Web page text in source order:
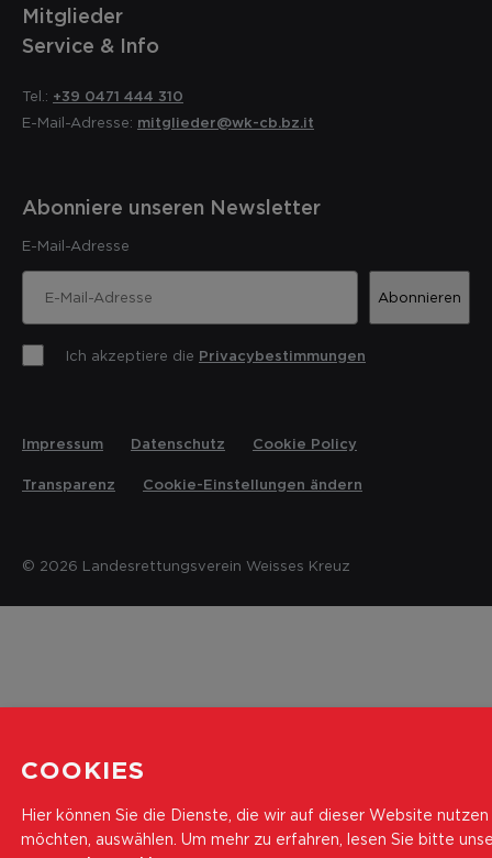
Mitglieder
Service & Info
Tel.: +39 0471 444 310
E-Mail-Adresse: mitglieder@wk-cb.bz.it
Abonniere unseren Newsletter
E-Mail-Adresse
Abonnieren
Ich akzeptiere die Privacybestimmungen
© 2026 Landesrettungsverein Weisses Kreuz
Impressum Datenschutz Cookie Policy
Transparenz Cookie-Einstellungen ändern
COOKIES
Hier können Sie die Dienste, die wir auf dieser Website nutzen
möchten, auswählen. Um mehr zu erfahren, lesen Sie bitte